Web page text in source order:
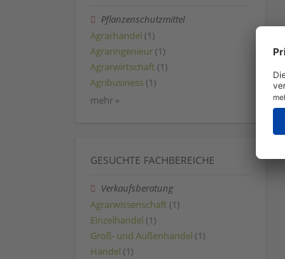
Pflanzenschutzmittel
Agrarhandel (1)
Agraringenieur (1)
Agrarwirtschaft (1)
Agribusiness (1)
mehr »
GESUCHTE FACHBEREICHE
Verkaufsberatung
Agrarwissenschaft (1)
Einzelhandel (1)
Groß- und Außenhandel (1)
Handel (1)